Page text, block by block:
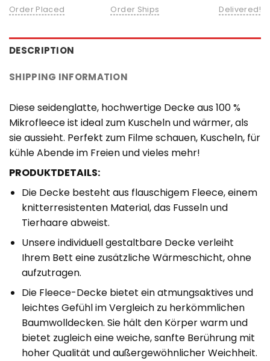
Order Placed Order Ships Delivered!
DESCRIPTION
SHIPPING INFORMATION
Diese seidenglatte, hochwertige Decke aus 100 %
Mikrofleece ist ideal zum Kuscheln und wärmer, als
sie aussieht. Perfekt zum Filme schauen, Kuscheln, für
kühle Abende im Freien und vieles mehr!
PRODUKTDETAILS:
Die Decke besteht aus flauschigem Fleece, einem
knitterresistenten Material, das Fusseln und
Tierhaare abweist.
Unsere individuell gestaltbare Decke verleiht
Ihrem Bett eine zusätzliche Wärmeschicht, ohne
aufzutragen.
Die Fleece-Decke bietet ein atmungsaktives und
leichtes Gefühl im Vergleich zu herkömmlichen
Baumwolldecken. Sie hält den Körper warm und
bietet zugleich eine weiche, sanfte Berührung mit
hoher Qualität und außergewöhnlicher Weichheit.